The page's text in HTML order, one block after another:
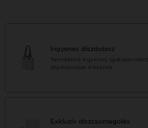
Ingyenes díszdoboz
Termékeink ingyenes,
díszdobozban érkeznek
Exkluzív díszcsomagolás